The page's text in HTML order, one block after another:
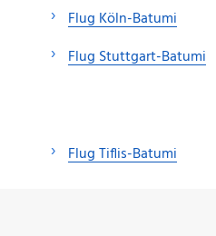
Flug Köln-Batumi
Flug Stuttgart-Batumi
Flug Tiflis-Batumi